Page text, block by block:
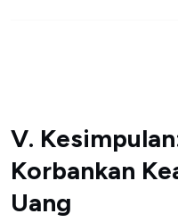
V.
Korbankan
Uang